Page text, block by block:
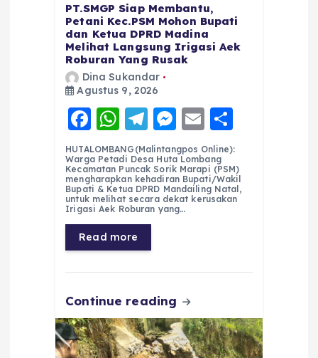
PT.SMGP Siap Membantu,
Petani Kec.PSM Mohon Bupati
dan Ketua DPRD Madina
Melihat Langsung Irigasi Aek
Roburan Yang Rusak
Dina Sukandar
Agustus 9, 2026
F
a
c
e
b
o
o
k
W
h
a
ts
A
p
p
T
el
e
g
r
a
m
M
e
ss
e
n
E
m
ai
l
h
a
re
HUTALOMBANG(Malintangpos Online):
Warga Petadi Desa Huta Lombang
Kecamatan Puncak Sorik Marapi (PSM)
mengharapkan kehadiran Bupati/Wakil
Bupati & Ketua DPRD Mandailing Natal,
untuk melihat secara dekat kerusakan
Irigasi Aek Roburan yang…
Read more
Continue reading